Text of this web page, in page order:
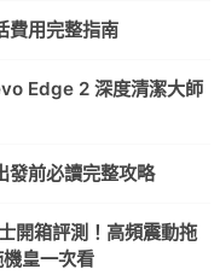
費用完整指南
Edge 2 深度清潔大師
發前必讀完整攻略
開箱評測！高頻震動拖
皇一次看